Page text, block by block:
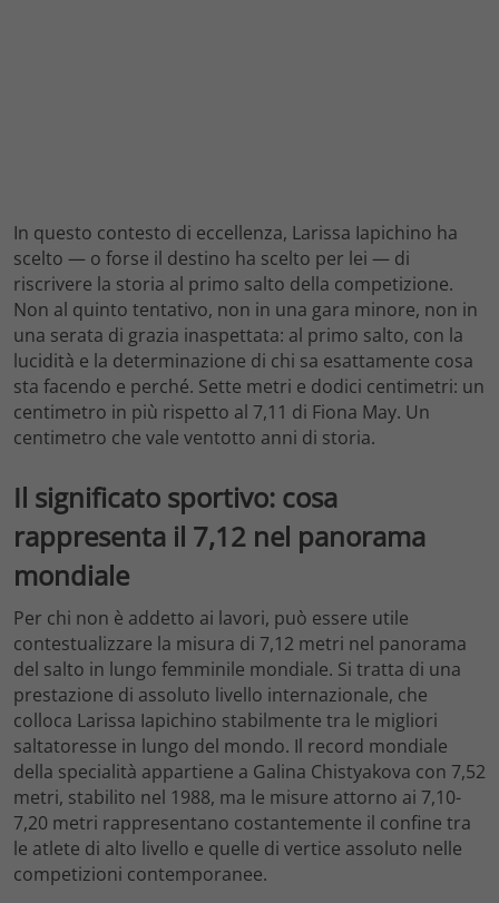
In questo contesto di eccellenza, Larissa Iapichino ha
scelto — o forse il destino ha scelto per lei — di
riscrivere la storia al primo salto della competizione.
Non al quinto tentativo, non in una gara minore, non in
una serata di grazia inaspettata: al primo salto, con la
lucidità e la determinazione di chi sa esattamente cosa
sta facendo e perché. Sette metri e dodici centimetri: un
centimetro in più rispetto al 7,11 di Fiona May. Un
centimetro che vale ventotto anni di storia.
Il significato sportivo: cosa
rappresenta il 7,12 nel panorama
mondiale
Per chi non è addetto ai lavori, può essere utile
contestualizzare la misura di 7,12 metri nel panorama
del salto in lungo femminile mondiale. Si tratta di una
prestazione di assoluto livello internazionale, che
colloca Larissa Iapichino stabilmente tra le migliori
saltatoresse in lungo del mondo. Il record mondiale
della specialità appartiene a Galina Chistyakova con 7,52
metri, stabilito nel 1988, ma le misure attorno ai 7,10-
7,20 metri rappresentano costantemente il confine tra
le atlete di alto livello e quelle di vertice assoluto nelle
competizioni contemporanee.